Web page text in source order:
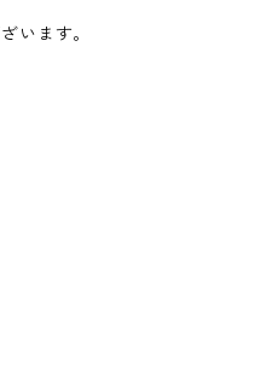
います。